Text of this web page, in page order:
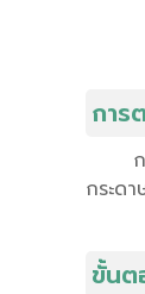
การ
กระด
ขั้นต